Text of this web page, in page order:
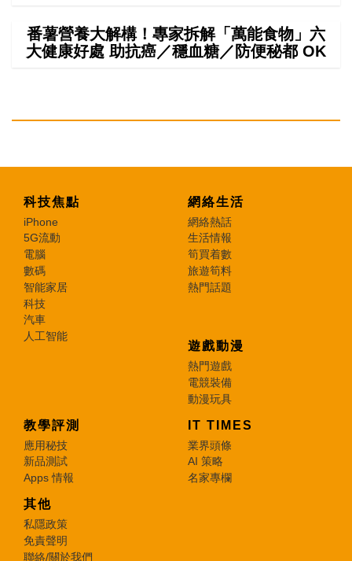
番薯營養大解構！專家拆解「萬能食物」六
大健康好處 助抗癌／穩血糖／防便秘都 OK
科技焦點
iPhone
5G流動
電腦
數碼
智能家居
科技
汽車
人工智能
網絡生活
網絡熱話
生活情報
筍買着數
旅遊筍料
熱門話題
遊戲動漫
熱門遊戲
電競裝備
動漫玩具
教學評測
應用秘技
新品測試
Apps 情報
IT TIMES
業界頭條
AI 策略
名家專欄
其他
私隱政策
免責聲明
聯絡/關於我們